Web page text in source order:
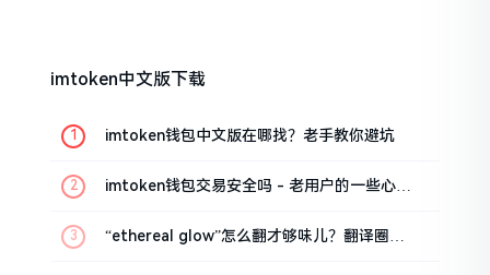
imtoken中文版下载
imtoken钱包中文版在哪找？老手教你避坑
imtoken钱包交易安全吗 - 老用户的一些心里
“ethereal glow”怎么翻才够味儿？翻译圈老